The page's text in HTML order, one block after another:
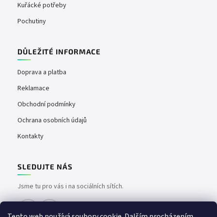
Kuřácké potřeby
Pochutiny
DŮLEŽITÉ INFORMACE
Doprava a platba
Reklamace
Obchodní podmínky
Ochrana osobních údajů
Kontakty
SLEDUJTE NÁS
Jsme tu pro vás i na sociálních sítích.